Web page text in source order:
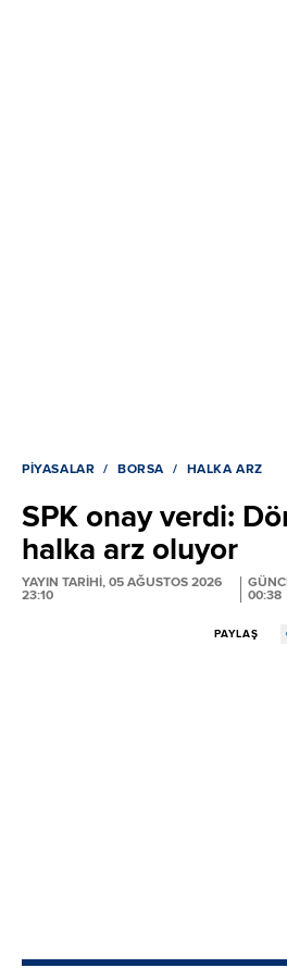
PIYASALAR BORSA HALKA ARZ
SPK onay verdi:
halka arz oluyor
YAYIN TARİHİ, 05 AĞUSTOS 2026
23:10
00:38
PAYLAŞ